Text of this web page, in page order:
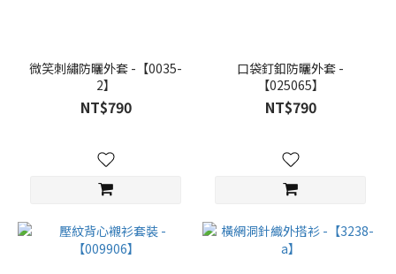
微笑刺繡防曬外套 -【0035-
2】
NT$790
口袋釘釦防曬外套 -
【025065】
NT$790